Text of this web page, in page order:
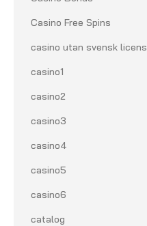
Casino Free Spins
casino utan svensk licens
casino1
casino2
casino3
casino4
casino5
casino6
catalog